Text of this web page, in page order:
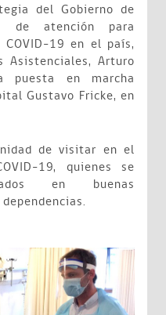
del Gobierno de
de atención para
19 en el país,
Asistenciales, Arturo
puesta en marcha
Gustavo Fricke, en
de visitar en el
19, quienes se
en buenas